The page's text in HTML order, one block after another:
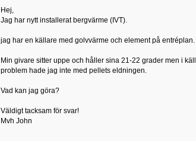
Hej,
Jag har nytt installerat bergvärme (IVT).
jag har en källare med golvvärme och element på entréplan.
Min givare sitter uppe och håller sina 21-22 grader men i
problem hade jag inte med pellets eldningen.
Vad kan jag göra?
Väldigt tacksam för svar!
Mvh John